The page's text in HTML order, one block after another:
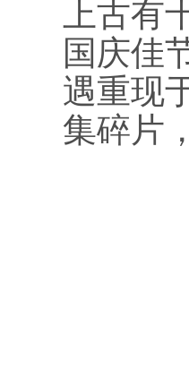
上古
国庆佳
遇重现
集碎片